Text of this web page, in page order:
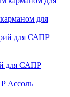
для
для САПР